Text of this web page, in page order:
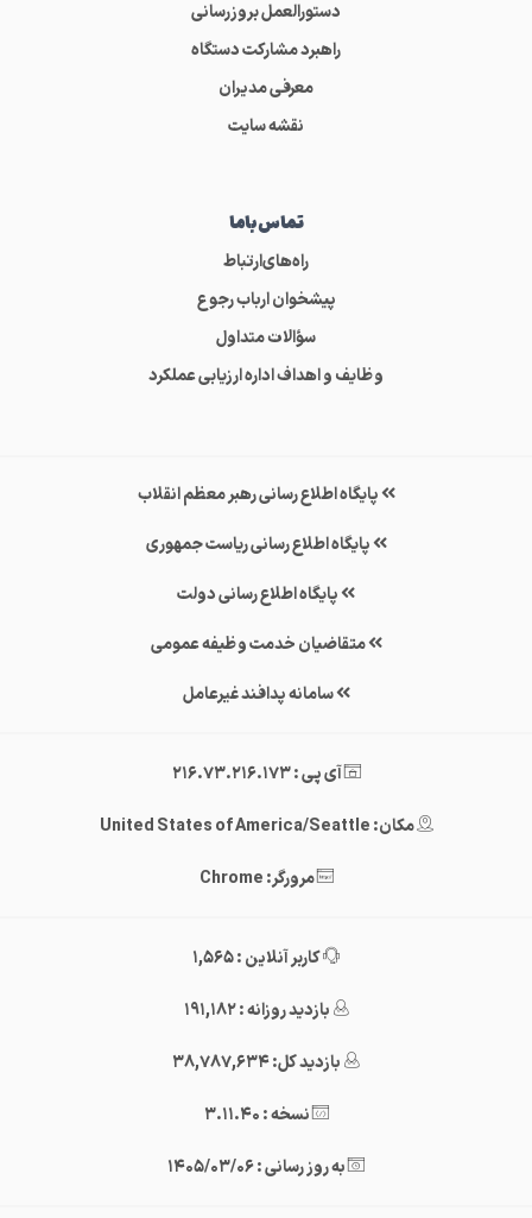
دستورالعمل بروزرسانی
راهبرد مشارکت دستگاه
معرفی مدیران
نقشه سایت
تماس‌باما
راه‌های‌ارتباط
پیشخوان ارباب رجوع
سؤالات متداول
وظایف و اهداف اداره ارزیابی عملکرد
پایگاه اطلاع رسانی رهبر معظم انقلاب
پایگاه اطلاع رسانی ریاست جمهوری
پایگاه اطلاع رسانی دولت
متقاضیان خدمت وظیفه عمومی
سامانه پدافند غیرعامل
آی پی : 216.73.216.173
مکان: United States of America/Seattle
مرورگر: Chrome
کاربر آنلاین : 1,565
بازدید روزانه : 191,182
بازدید کل: 38,787,634
نسخه : 3.11.40
به روز رسانی : 1405/03/06